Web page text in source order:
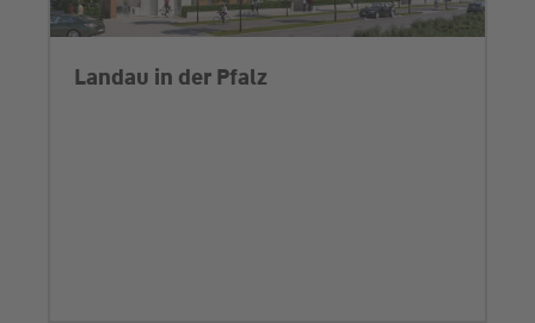
Landau in der Pfalz